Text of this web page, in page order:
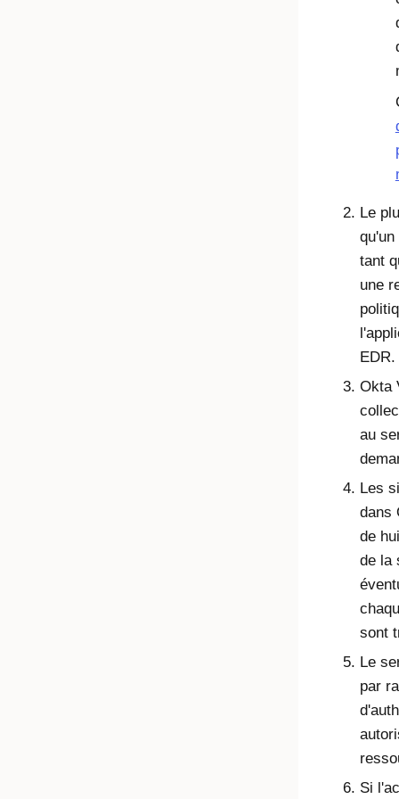
Le
tant
une
EDR.
Okta
au
Les
dans
de
de la
sont
Le
par
Si